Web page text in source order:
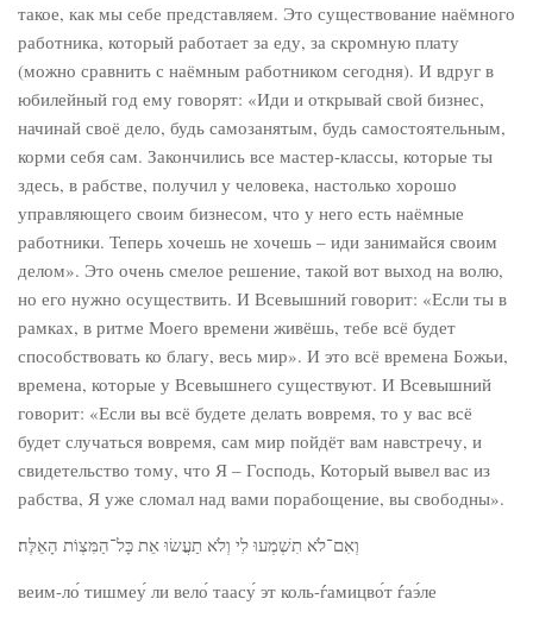
такое, как мы себе представляем. Это существование наёмного
работника, который работает за еду, за скромную плату
(можно сравнить с наёмным работником сегодня). И вдруг в
юбилейный год ему говорят: «Иди и открывай свой бизнес,
начинай своё дело, будь самозанятым, будь самостоятельным,
корми себя сам. Закончились все мастер-классы, которые ты
здесь, в рабстве, получил у человека, настолько хорошо
управляющего своим бизнесом, что у него есть наёмные
работники. Теперь хочешь не хочешь – иди занимайся своим
делом». Это очень смелое решение, такой вот выход на волю,
но его нужно осуществить. И Всевышний говорит: «Если ты в
рамках, в ритме Моего времени живёшь, тебе всё будет
способствовать ко благу, весь мир». И это всё времена Божьи,
времена, которые у Всевышнего существуют. И Всевышний
говорит: «Если вы всё будете делать вовремя, то у вас всё
будет случаться вовремя, сам мир пойдёт вам навстречу, и
свидетельство тому, что Я – Господь, Который вывел вас из
рабства, Я уже сломал над вами порабощение, вы свободны».
וְאִם־לֹא תִשְׁמְעוּ לִי וְלֹא תַעֲשׂוּ אֵת כָּל־הַמִּצְוֹת הָאֵלֶּה׃
веим-ло́ тишмеу́ ли вело́ таасу́ эт коль-ѓамицво́т ѓаэ́ле